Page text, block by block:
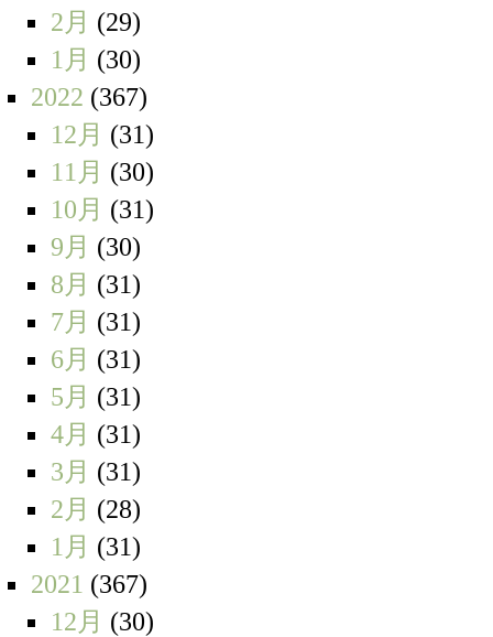
2月 (29)
1月 (30)
2022 (367)
12月 (31)
11月 (30)
10月 (31)
9月 (30)
8月 (31)
7月 (31)
6月 (31)
5月 (31)
4月 (31)
3月 (31)
2月 (28)
1月 (31)
2021 (367)
12月 (30)